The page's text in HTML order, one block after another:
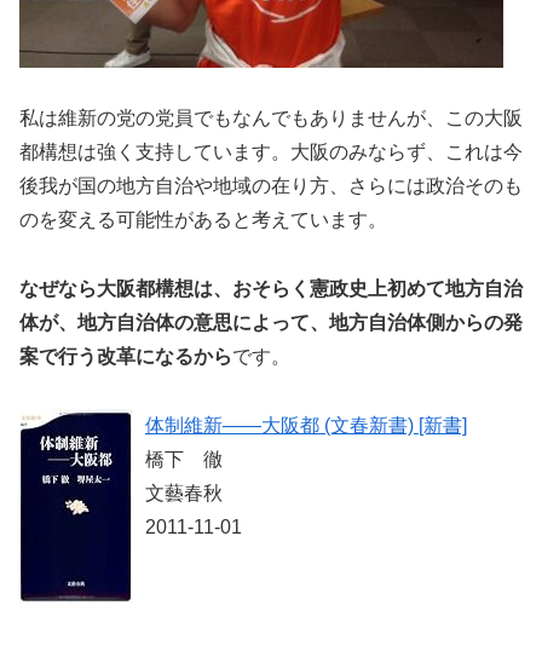
私は維新の党の党員でもなんでもありませんが、この大阪
都構想は強く支持しています。大阪のみならず、これは今
後我が国の地方自治や地域の在り方、さらには政治そのも
のを変える可能性があると考えています。
なぜなら大阪都構想は、おそらく憲政史上初めて地方自治
体が、地方自治体の意思によって、地方自治体側からの発
案で行う改革になるからです。
体制維新――大阪都 (文春新書) [新書]
橋下 徹
文藝春秋
2011-11-01